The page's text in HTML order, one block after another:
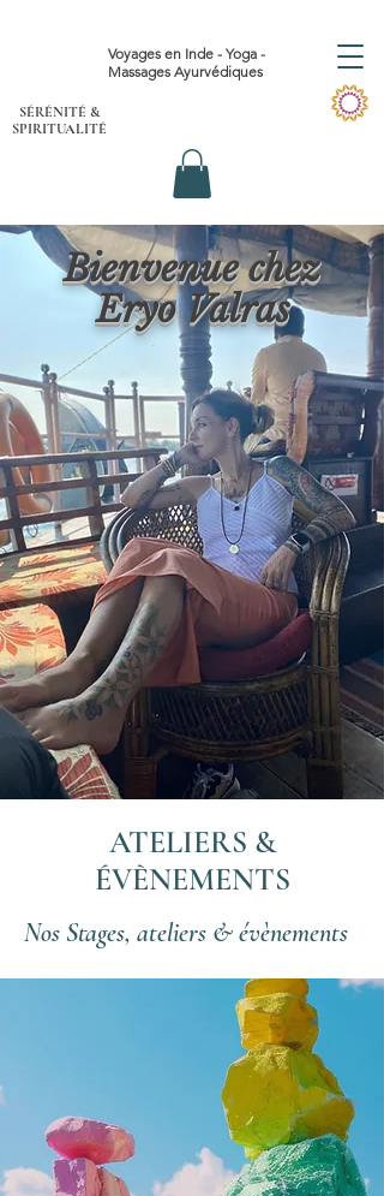
Voyages en Inde - Yoga -
Massages Ayurvédiques
SÉRÉNITÉ &
SPIRITUALITÉ
Bienvenue chez
Eryo Valras
ATELIERS &
ÉVÈNEMENTS
Nos Stages, ateliers & évènements